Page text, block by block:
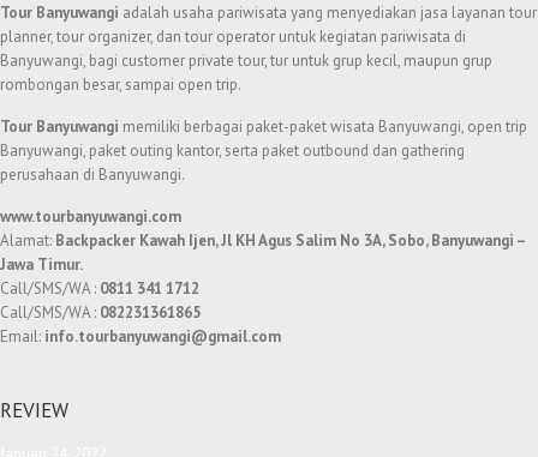
Tour Banyuwangi adalah usaha pariwisata yang menyediakan jasa layanan tour
planner, tour organizer, dan tour operator untuk kegiatan pariwisata di
Banyuwangi, bagi customer private tour, tur untuk grup kecil, maupun grup
rombongan besar, sampai open trip.
Tour Banyuwangi memiliki berbagai paket-paket wisata Banyuwangi, open trip
Banyuwangi, paket outing kantor, serta paket outbound dan gathering
perusahaan di Banyuwangi.
www.tourbanyuwangi.com
Alamat: Backpacker Kawah Ijen, Jl KH Agus Salim No 3A, Sobo, Banyuwangi –
Jawa Timur.
Call/SMS/WA : 0811 341 1712
Call/SMS/WA : 082231361865
Email: info.tourbanyuwangi@gmail.com
REVIEW